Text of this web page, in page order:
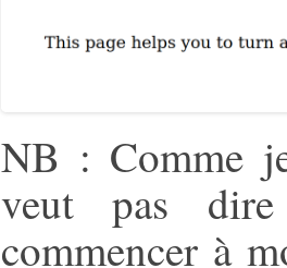
NB : Comme
veut pas
commencer à